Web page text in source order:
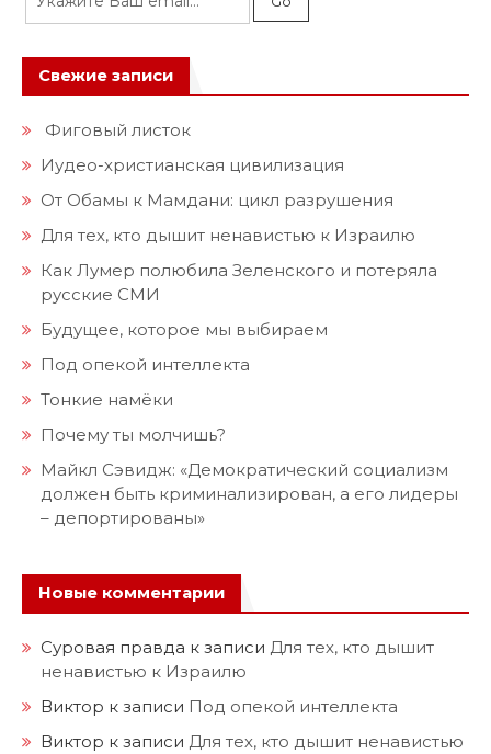
Свежие записи
Фиговый листок
Иудео-христианская цивилизация
От Обамы к Мамдани: цикл разрушения
Для тех, кто дышит ненавистью к Израилю
Как Лумер полюбила Зеленского и потеряла
русские СМИ
Будущее, которое мы выбираем
Под опекой интеллекта
Тонкие намёки
Почему ты молчишь?
Майкл Сэвидж: «Демократический социализм
должен быть криминализирован, а его лидеры
– депортированы»
Новые комментарии
Суровая правда к записи Для тех, кто дышит
ненавистью к Израилю
Виктор к записи Под опекой интеллекта
Виктор к записи Для тех, кто дышит ненавистью